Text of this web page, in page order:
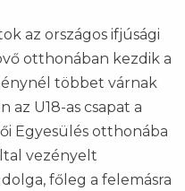
az országos ifjúsági
otthonában kezdik a
többet várnak
az U18-as csapat a
Egyesülés otthonába
vezényelt
főleg a felemásra